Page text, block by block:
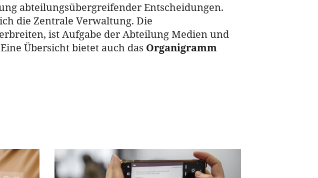
abteilungsüber­greifender Entscheidungen.
die Zentrale Verwaltung. Die
ist Aufgabe der Abteilung Medien und
Übersicht bietet auch das Organigramm